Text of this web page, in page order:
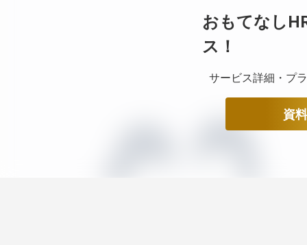
おもてなし
ス！
サービス詳細・プ
資